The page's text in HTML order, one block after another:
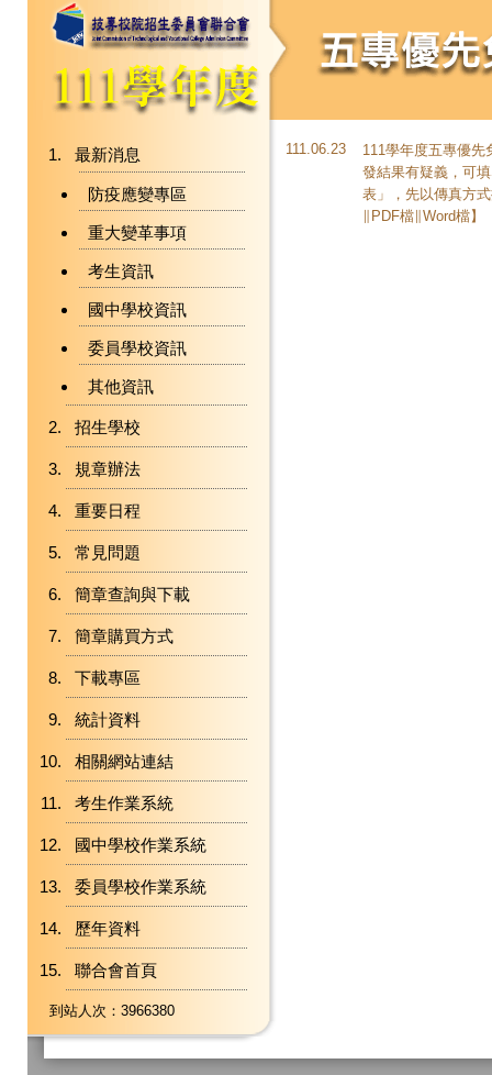
最新消息
防疫應變專區
重大變革事項
考生資訊
國中學校資訊
委員學校資訊
其他資訊
招生學校
規章辦法
重要日程
常見問題
簡章查詢與下載
簡章購買方式
下載專區
統計資料
相關網站連結
考生作業系統
國中學校作業系統
委員學校作業系統
歷年資料
聯合會首頁
到站人次：3966380
111.06.23
111學年度五專優先
發結果有疑義，可
表」，先以傳真方
PDF檔 Word檔】